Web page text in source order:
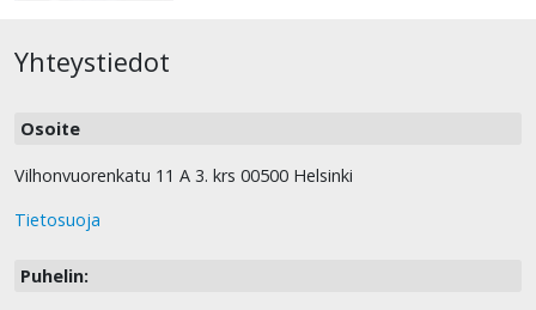
Yhteystiedot
Osoite
Vilhonvuorenkatu 11 A 3. krs 00500 Helsinki
Tietosuoja
Puhelin: